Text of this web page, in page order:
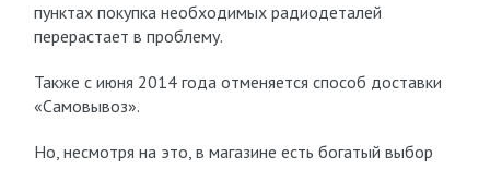
пунктах покупка необходимых радиодеталей
перерастает в проблему.
Также с июня 2014 года отменяется способ доставки
«Самовывоз».
Но, несмотря на это, в магазине есть богатый выбор